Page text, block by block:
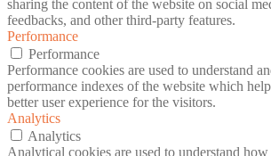
sharing the content of the website on social
feedbacks, and other third-party features.
Performance
Performance
Performance cookies are used to understand
performance indexes of the website which
better user experience for the visitors.
Analytics
Analytics
Analytical cookies are used to understand